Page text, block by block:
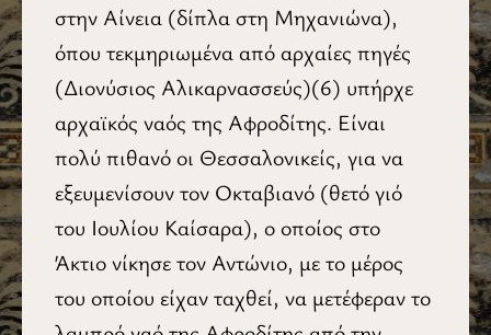
στην Αίνεια (δίπλα στη Μηχανιώνα),
όπου τεκμηριωμένα από αρχαίες πηγές
(Διονύσιος Αλικαρνασσεύς)(6) υπήρχε
αρχαϊκός ναός της Αφροδίτης. Είναι
πολύ πιθανό οι Θεσσαλονικείς, για να
εξευμενίσουν τον Οκταβιανό (θετό γιό
του Ιουλίου Καίσαρα), ο οποίος στο
Άκτιο νίκησε τον Αντώνιο, με το μέρος
του οποίου είχαν ταχθεί, να μετέφεραν το